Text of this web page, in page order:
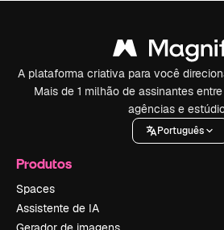
A plataforma criativa para você
Mais de 1 milhão de assinantes
agências e
Português
Produtos
Spaces
Assistente de IA